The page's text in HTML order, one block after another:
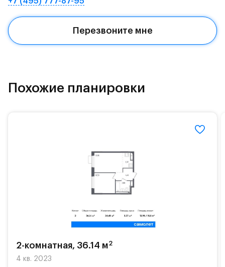
Митинский лесопарк. В 5 км - усадьба Середниково.
Запланировано строительство двух школ на 2450
Внутренний двор - тихое зеленое пространство с
тематических плейхаба. Зеленые пешеходные
бульвары и берег реки Банька станут
благоустроенной зоной отдыха.#yan19-2r1480151#
Перезвоните мне
Похожие планировки
2-комнатная, 36.14 м2
4 кв. 2023